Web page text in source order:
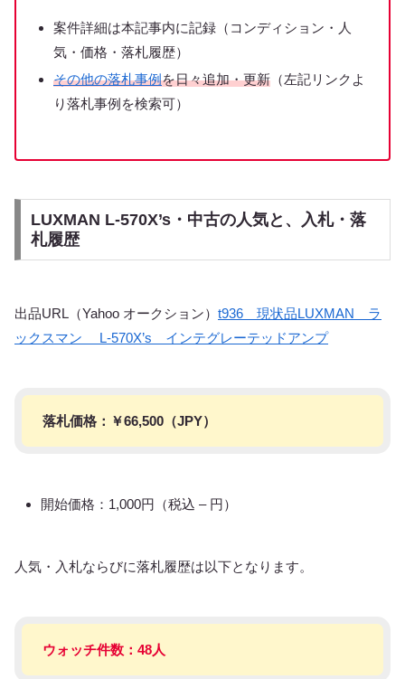
案件詳細は本記事内に記録（コンディション・人
気・価格・落札履歴）
その他の落札事例を日々追加・更新 （左記リンクよ
り落札事例を検索可）
LUXMAN L-570X’s・中古の人気と、入札・落
札履歴
出品URL（Yahoo オークション） t936 現状品LUXMAN ラ
ックスマン L-570X’s インテグレーテッドアンプ
落札価格：￥66,500（JPY）
開始価格：1,000円（税込 – 円）
人気・入札ならびに落札履歴は以下となります。
ウォッチ件数：48人